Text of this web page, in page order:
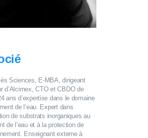
ès Sciences, E-MBA, dirigeant
d’Alcimex, CTO et CBDO de
ans d’expertise dans le domaine
de l’eau. Expert dans
de substrats inorganiques au
de l’eau et à la protection de
Enseignant externe à